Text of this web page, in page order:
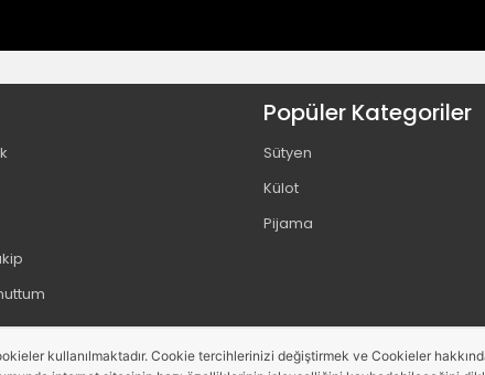
Popüler Kategoriler
Sütyen
Külot
Pijama
kullanılmaktadır. Cookie tercihlerinizi değiştirmek ve Cookieler